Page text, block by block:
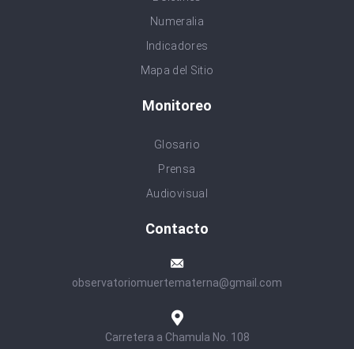
Numeralia
Indicadores
Mapa del Sitio
Monitoreo
Glosario
Prensa
Audiovisual
Contacto
observatoriomuertematerna@gmail.com
Carretera a Chamula No. 108